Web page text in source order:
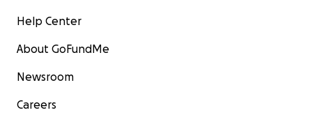
Help Center
About GoFundMe
Newsroom
Careers